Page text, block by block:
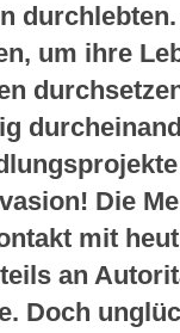
um ihre
Die
mit
an
Doch